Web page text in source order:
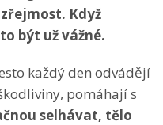
Když
být už vážné.
každý den odvádějí
pomáhají s
selhávat, tělo